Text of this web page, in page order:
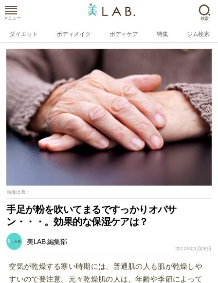
メニュー 検索
ダイエット ボディメイク ボディケア 特集 ジム検索
画像出典：
手足が粉を吹いてまるですっかりオバサ
ン・・・。効果的な保湿ケアは？
美LAB.編集部
2017年03月08日
空気が乾燥する寒い時期には、普通肌の人も肌が乾燥しや
すいので要注意。元々乾燥肌の人は、年齢や季節によって